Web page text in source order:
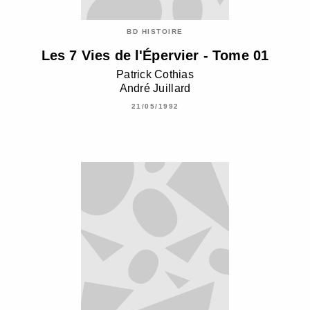
BD HISTOIRE
Les 7 Vies de l'Épervier - Tome 01
Patrick Cothias
André Juillard
21/05/1992